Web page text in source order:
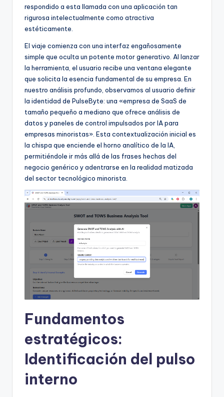
d
U
p
d
respondido a esta llamada con una aplicación tan
rigurosa intelectualmente como atractiva
estéticamente.
El viaje comienza con una interfaz engañosamente
simple que oculta un potente motor generativo. Al lanzar
la herramienta, el usuario recibe una ventana elegante
que solicita la esencia fundamental de su empresa. En
nuestro análisis profundo, observamos al usuario definir
la identidad de PulseByte: una «empresa de SaaS de
tamaño pequeño a mediano que ofrece análisis de
datos y paneles de control impulsados por IA para
empresas minoristas». Esta contextualización inicial es
la chispa que enciende el horno analítico de la IA,
permitiéndole ir más allá de las frases hechas del
negocio genérico y adentrarse en la realidad matizada
del sector tecnológico minorista.
Fundamentos
estratégicos:
Identificación del pulso
interno